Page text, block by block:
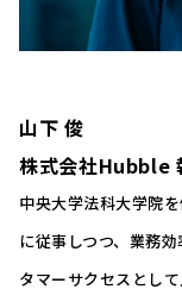
山下 俊
株式会社Hubble
中央大学法科大学院
に従事しつつ、業務
タマーサクセスとし